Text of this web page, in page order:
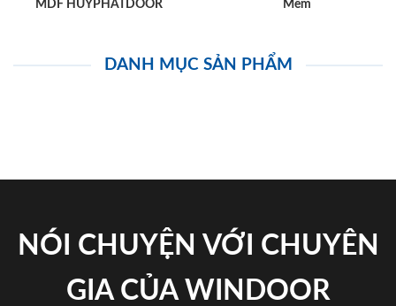
MDF HUYPHATDOOR
Mềm
DANH MỤC SẢN PHẨM
NÓI CHUYỆN VỚI CHUYÊN
GIA CỦA WINDOOR